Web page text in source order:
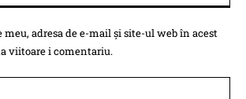
adresa de e-mail și site-ul web în acest
viitoare i comentariu.